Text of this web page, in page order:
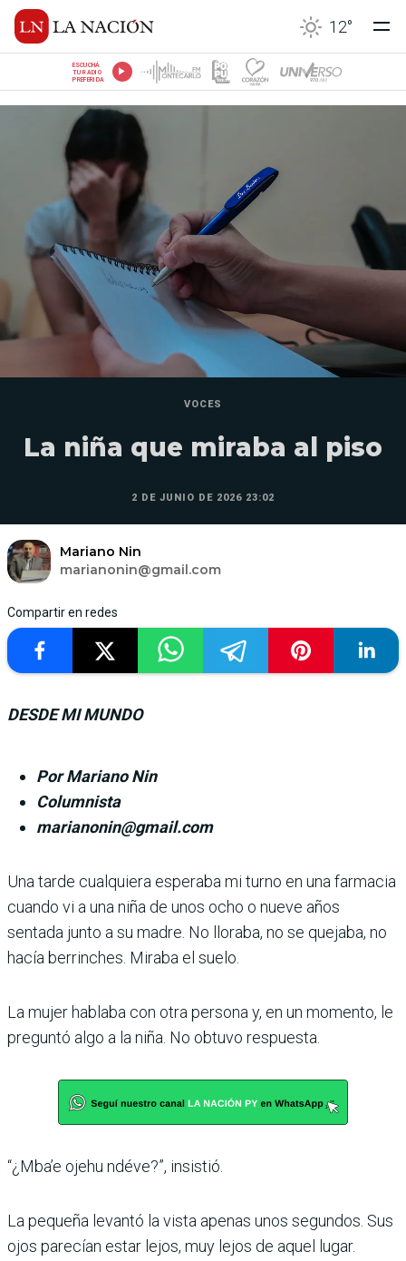
12°
ESCUCHÁ
TU RADIO
PREFERIDA
VOCES
La niña que miraba al piso
2 DE JUNIO DE 2026 23:02
Mariano Nin
marianonin@gmail.com
Compartir en redes
DESDE MI MUNDO
Por Mariano Nin
Columnista
marianonin@gmail.com
Una tarde cualquiera esperaba mi turno en una farmacia
cuando vi a una niña de unos ocho o nueve años
sentada junto a su madre. No lloraba, no se quejaba, no
hacía berrinches. Miraba el suelo.
La mujer hablaba con otra persona y, en un momento, le
preguntó algo a la niña. No obtuvo respuesta.
“¿Mba’e ojehu ndéve?”, insistió.
La pequeña levantó la vista apenas unos segundos. Sus
ojos parecían estar lejos, muy lejos de aquel lugar.